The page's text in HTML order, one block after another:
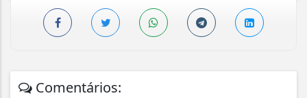
Comentários: